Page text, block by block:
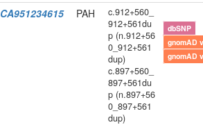
CA951234615 PAH
c.912+560_
912+561du
p (n.912+56
0_912+561
dup)
c.897+560_
897+561du
p (n.897+56
0_897+561
dup)
dbSNP
gnomAD
gnomAD